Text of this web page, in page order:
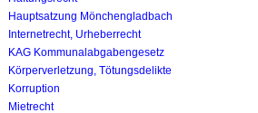
Hauptsatzung Mönchengladbach
Internetrecht, Urheberrecht
KAG Kommunalabgabengesetz
Körperverletzung, Tötungsdelikte
Korruption
Mietrecht